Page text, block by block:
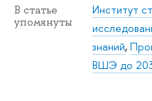
В статье
упомянуты
Институт
знаний,
ВШЭ до